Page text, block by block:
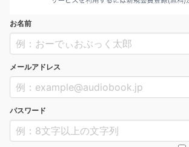
お名前
メールアドレス
パスワード